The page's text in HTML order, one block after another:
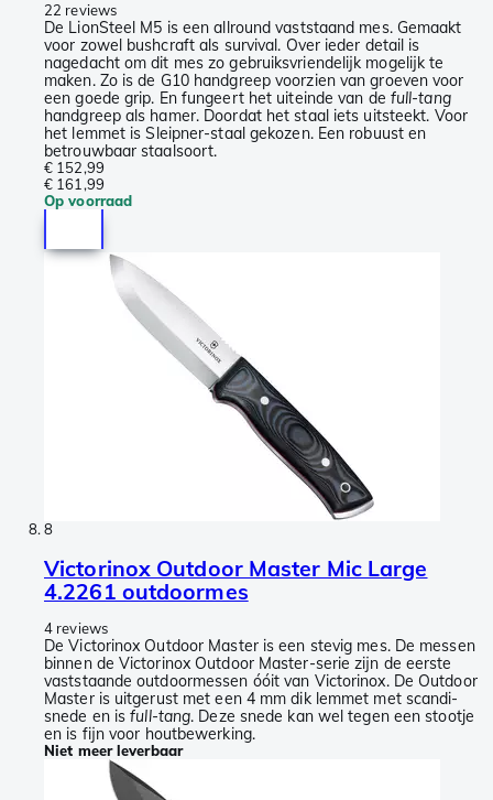
22 reviews
De LionSteel M5 is een allround vaststaand mes. Gemaakt
voor zowel bushcraft als survival. Over ieder detail is
nagedacht om dit mes zo gebruiksvriendelijk mogelijk te
maken. Zo is de G10 handgreep voorzien van groeven voor
een goede grip. En fungeert het uiteinde van de full-tang
handgreep als hamer. Doordat het staal iets uitsteekt. Voor
het lemmet is Sleipner-staal gekozen. Een robuust en
betrouwbaar staalsoort.
€ 152,99
€ 161,99
Op voorraad
8
Victorinox Outdoor Master Mic Large
4.2261 outdoormes
4 reviews
De Victorinox Outdoor Master is een stevig mes. De messen
binnen de Victorinox Outdoor Master-serie zijn de eerste
vaststaande outdoormessen óóit van Victorinox. De Outdoor
Master is uitgerust met een 4 mm dik lemmet met scandi-
snede en isfull-tang. Deze snede kan wel tegen een stootje
en is fijn voor houtbewerking.
Niet meer leverbaar